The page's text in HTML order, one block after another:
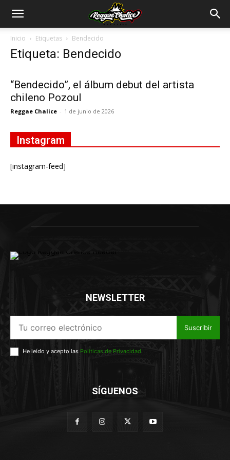
Inicio Etiquetas Bendecido
Etiqueta: Bendecido
“Bendecido”, el álbum debut del artista
chileno Pozoul
Reggae Chalice - 1 de junio de 2026
Instagram
[instagram-feed]
NEWSLETTER
Suscribir
He leído y acepto las Políticas de Privacidad.
SÍGUENOS